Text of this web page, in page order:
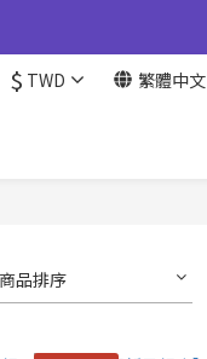
一致，請您放心選購。
$ TWD 繁體中文
商品排序